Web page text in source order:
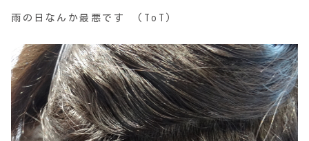
雨の日なんか最悪です (ToT)